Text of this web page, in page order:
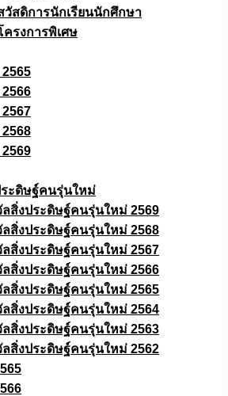
วัสดิการนักเรียนนักศึกษา
ครงการพิเศษ
ระดิษฐ์คนรุ่นใหม่
ลสิ่งประดิษฐ์คนรุ่นใหม่ 2569
ลสิ่งประดิษฐ์คนรุ่นใหม่ 2568
ลสิ่งประดิษฐ์คนรุ่นใหม่ 2567
ลสิ่งประดิษฐ์คนรุ่นใหม่ 2566
ลสิ่งประดิษฐ์คนรุ่นใหม่ 2565
ลสิ่งประดิษฐ์คนรุ่นใหม่ 2564
ลสิ่งประดิษฐ์คนรุ่นใหม่ 2563
ลสิ่งประดิษฐ์คนรุ่นใหม่ 2562